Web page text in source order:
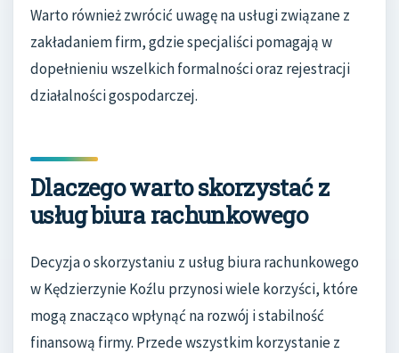
Warto również zwrócić uwagę na usługi związane z
zakładaniem firm, gdzie specjaliści pomagają w
dopełnieniu wszelkich formalności oraz rejestracji
działalności gospodarczej.
Dlaczego warto skorzystać z
usług biura rachunkowego
Decyzja o skorzystaniu z usług biura rachunkowego
w Kędzierzynie Koźlu przynosi wiele korzyści, które
mogą znacząco wpłynąć na rozwój i stabilność
finansową firmy. Przede wszystkim korzystanie z